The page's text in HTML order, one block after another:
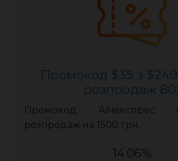
Промокод $35 з $249
розпродаж 80)
Промокод Аліекспрес
розпродаж на 1500 грн.
14.06%